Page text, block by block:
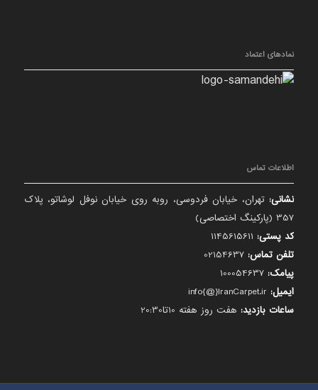
نمادهای اعتماد
اطلاعات تماس
نشانی: تهران، خیابان فردوسی، روبه روی خیابان نوفل لوشاتو، پلاک
357 (پارکینگ اختصاصی)
کد پستی:
تلفن تماس:
پیامک:
ایمیل:
ساعات بازدید: هفت روز هفته 10تا20:30